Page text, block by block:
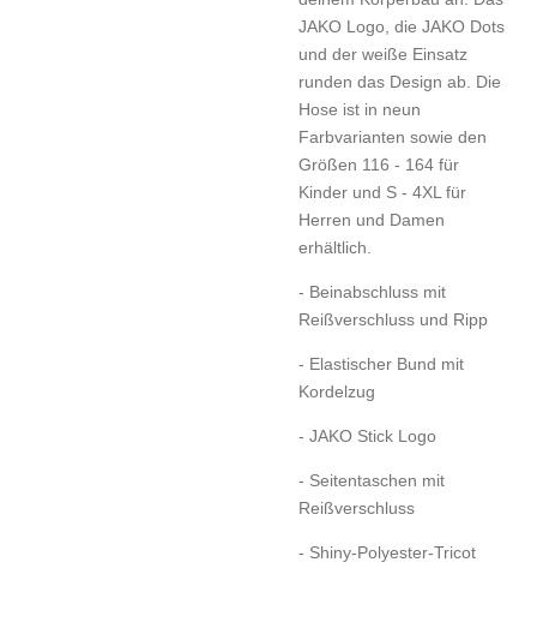
JAKO Logo, die JAKO Dots
und der weiße Einsatz
runden das Design ab. Die
Hose ist in neun
Farbvarianten sowie den
Größen 116 - 164 für
Kinder und S - 4XL für
Herren und Damen
erhältlich.
- Beinabschluss mit
Reißverschluss und Ripp
- Elastischer Bund mit
Kordelzug
- JAKO Stick Logo
- Seitentaschen mit
Reißverschluss
- Shiny-Polyester-Tricot